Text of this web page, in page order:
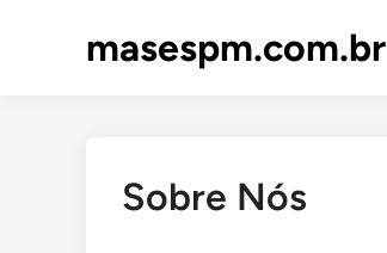
masespm.com.br
Sobre Nós